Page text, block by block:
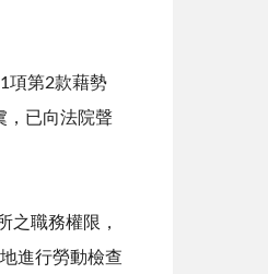
項第2款藉勢
，已向法院聲
之職務權限，
進行勞動檢查